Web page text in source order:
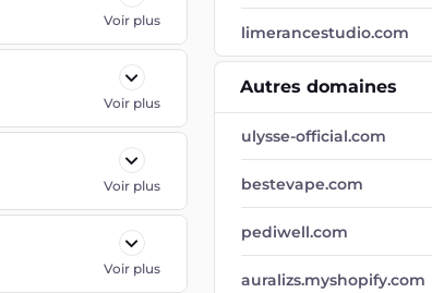
Voir plus
Voir plus
Voir plus
Voir plus
limerancestudio.com
Autres domaines
ulysse-official.com
bestevape.com
pediwell.com
auralizs.myshopify.com